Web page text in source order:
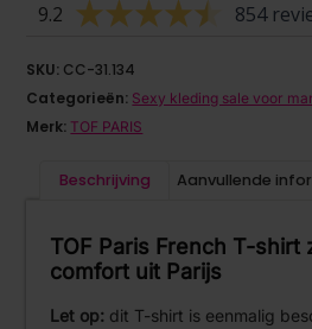
9.2 854
SKU: CC-31.134
Categorieën: Sexy kleding sale voor
Merk: TOF PARIS
Beschrijving Aanvullende
TOF Paris French T-shirt
comfort uit Parijs
Let op: dit T-shirt is eenmalig